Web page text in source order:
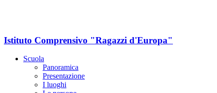
Istituto Comprensivo "Ragazzi d'Europa"
Scuola
Panoramica
Presentazione
I luoghi